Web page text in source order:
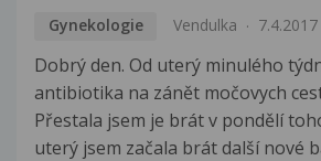
Gynekologie Vendulka 7.4.2017
Dobrý den. Od uterý minulého
antibiotika na zánět močovych
Přestala jsem je brát v pondělí
uterý jsem začala brát další nové